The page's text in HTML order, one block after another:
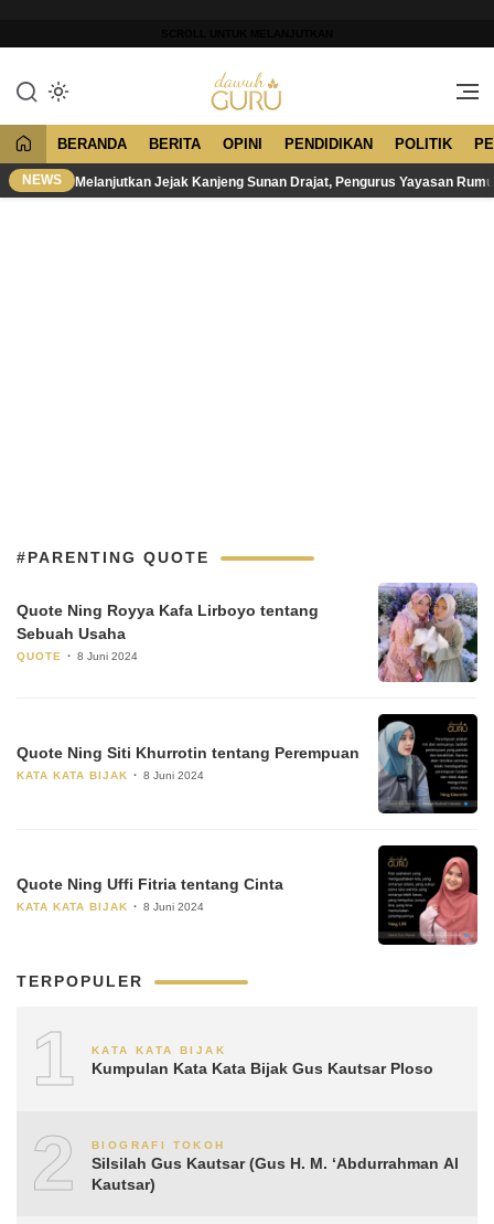
konten
Dawuh Guru
Merawat Tradisi, Membangun
BERANDA BERITA OPINI PENDIDIKAN POLITIK
NEWS Melanjutkan Jejak Kanjeng Sunan Drajat, Pengurus Yayasan
#PARENTING QUOTE
Quote Ning Royya Kafa Lirboyo tentang
Sebuah Usaha
QUOTE 8 Juni 2024
Quote Ning Siti Khurrotin tentang Perempuan
KATA KATA BIJAK 8 Juni 2024
Quote Ning Uffi Fitria tentang Cinta
KATA KATA BIJAK 8 Juni 2024
TERPOPULER
1 KATA KATA BIJAK
Kumpulan Kata Kata Bijak Gus Kautsar Ploso
2 BIOGRAFI TOKOH
Silsilah Gus Kautsar (Gus H. M. ‘Abdurrahman Al
Kautsar)